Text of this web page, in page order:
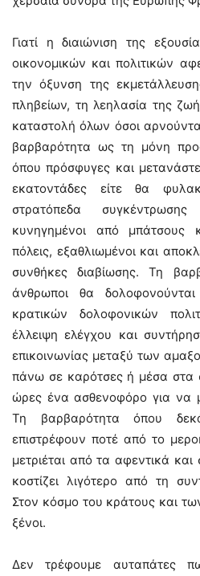
Γιατί η διαιώνιση της
οικονομικών και πολιτικών
την όξυνση της
πληβείων, τη λεηλασία της
καταστολή όλων όσοι
βαρβαρότητα ως τη μόνη
όπου πρόσφυγες και
εκατοντάδες είτε θα
στρατόπεδα
κυνηγημένοι από μπάτσους
πόλεις, εξαθλιωμένοι και
συνθήκες διαβίωσης. Τη
άνθρωποι θα
κρατικών δολοφονικών
έλλειψη ελέγχου και
επικοινωνίας μεταξύ των
πάνω σε καρότσες ή μέσα στα
ώρες ένα ασθενοφόρο για να
Τη βαρβαρότητα όπου
επιστρέφουν ποτέ από το
μετριέται από τα αφεντικά
κοστίζει λιγότερο από τη
Στον κόσμο του κράτους και
ξένοι.
Δεν τρέφουμε αυταπάτες